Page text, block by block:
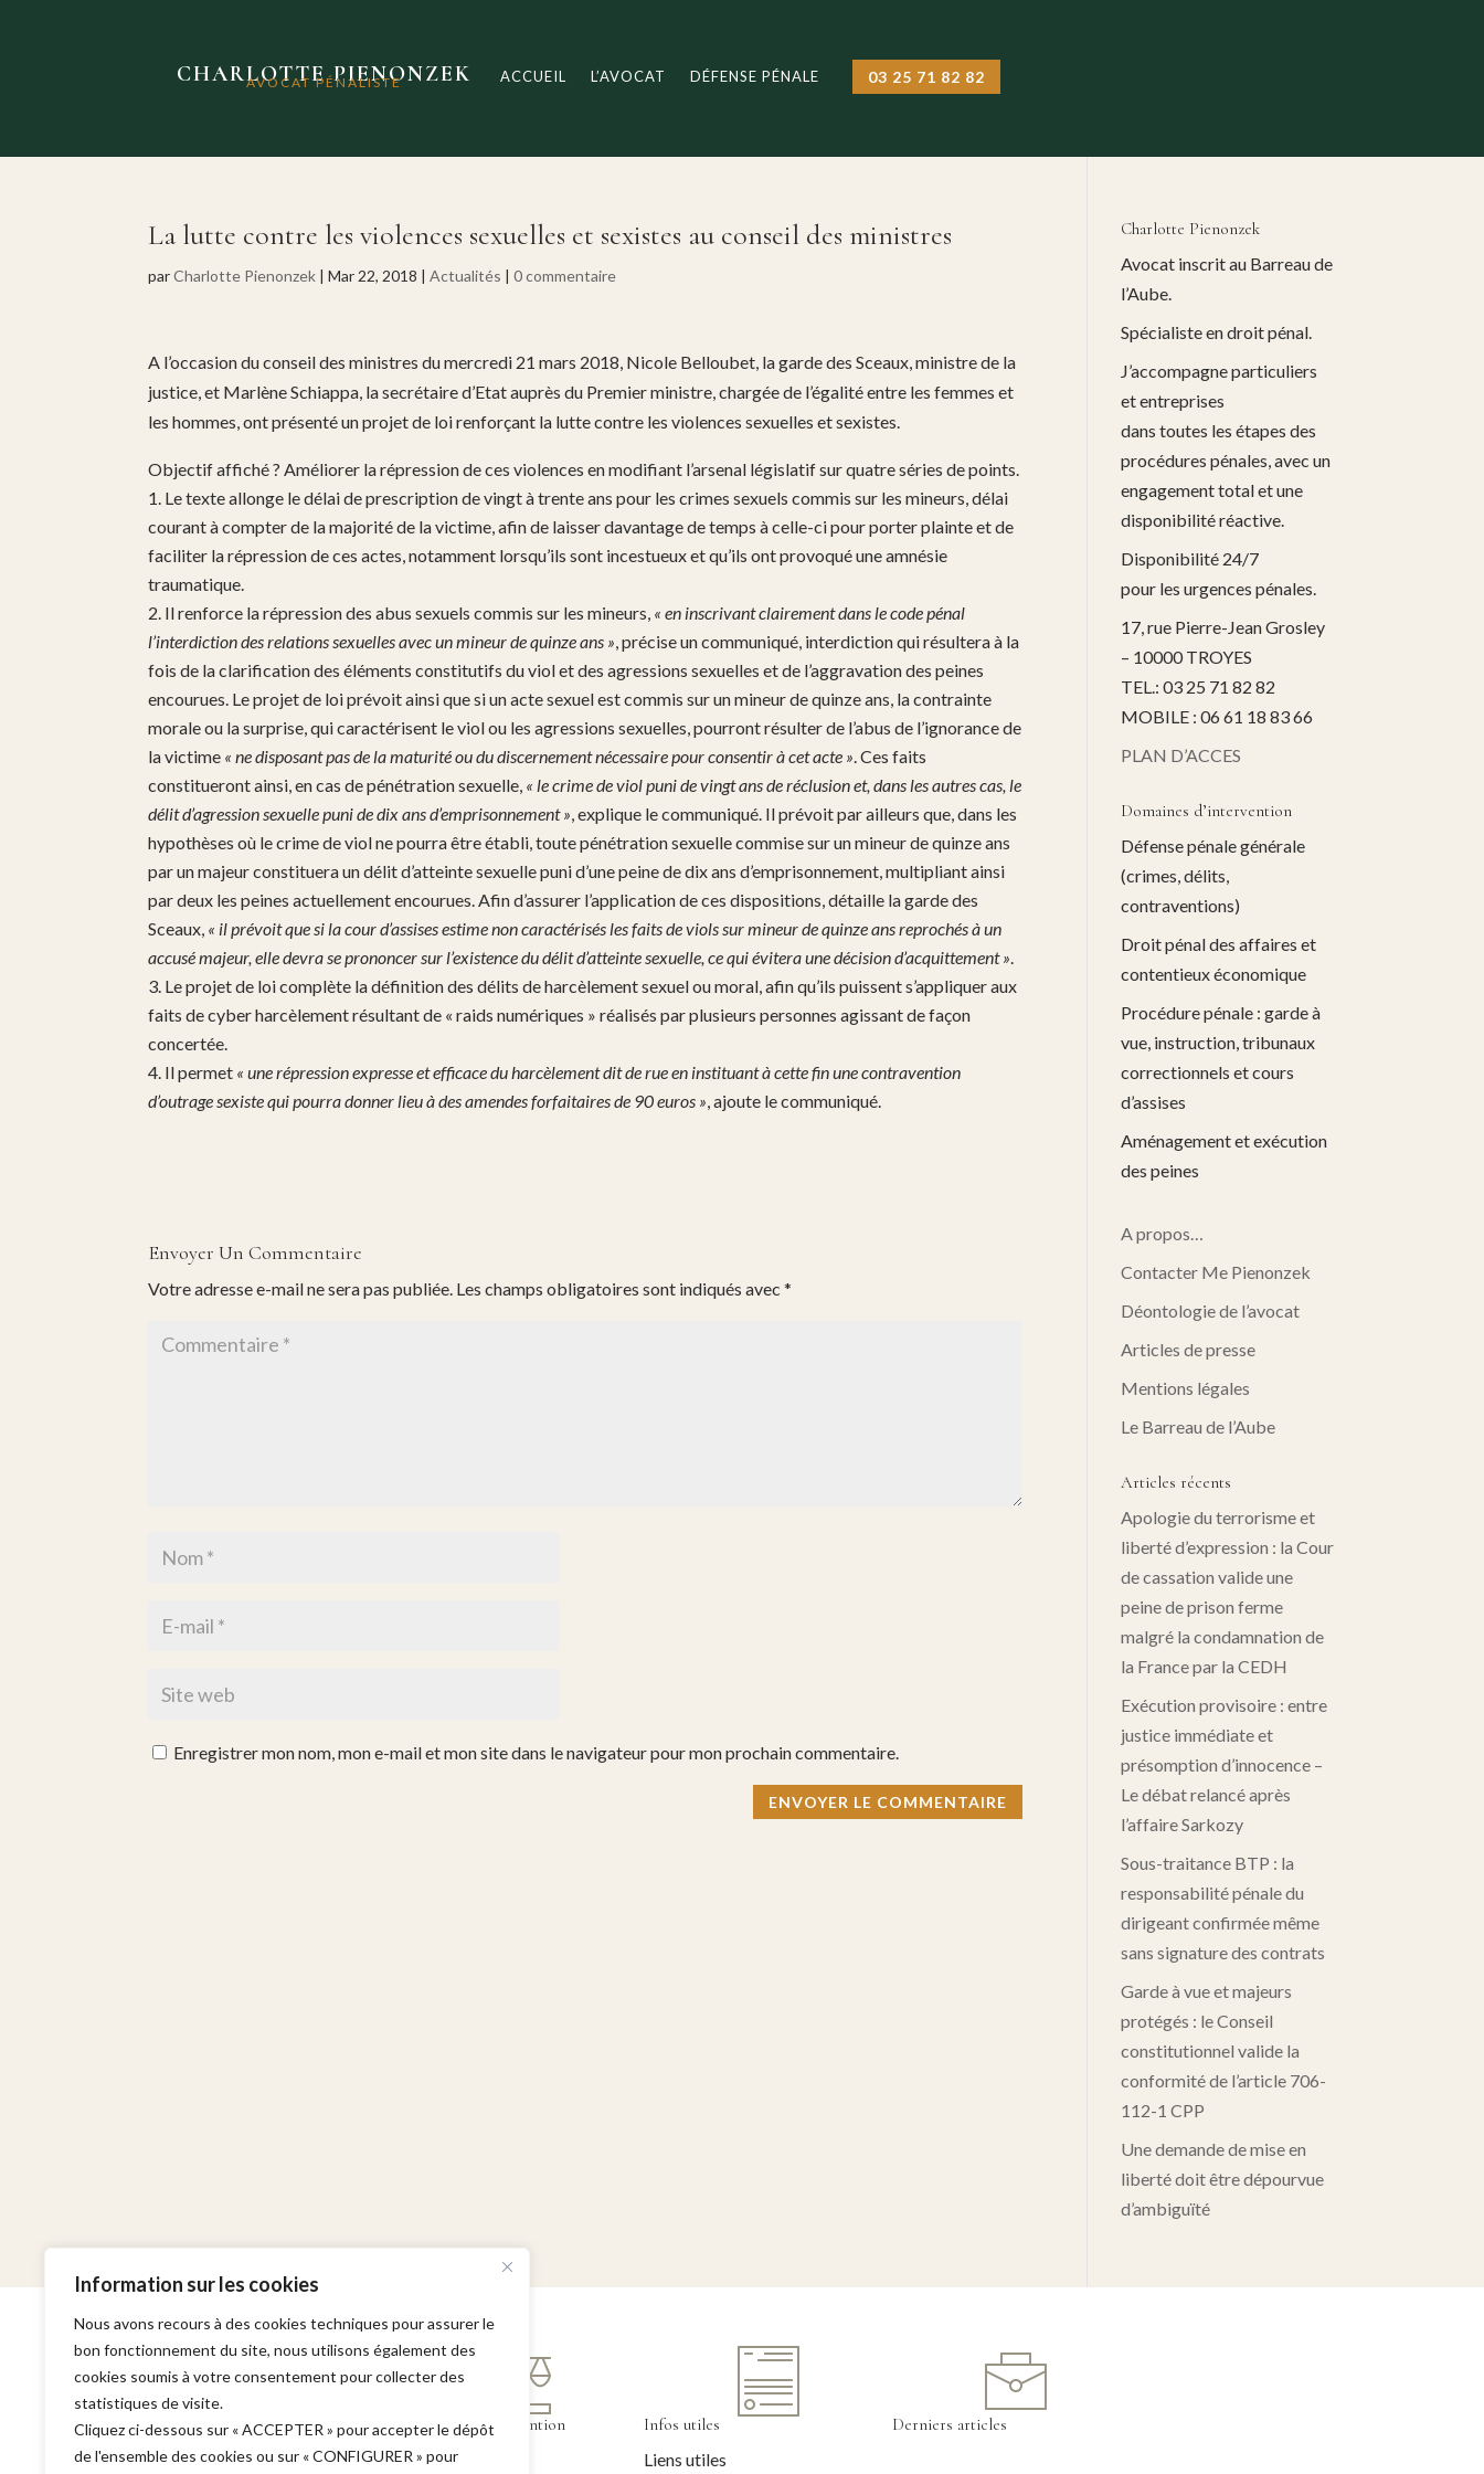
Information sur les cookies
Nous avons recours à des cookies techniques pour assurer le
bon fonctionnement du site, nous utilisons également des
cookies soumis à votre consentement pour collecter des
statistiques de visite.
Cliquez ci-dessous sur « ACCEPTER » pour accepter le dépôt
de l'ensemble des cookies ou sur « CONFIGURER » pour
CHARLOTTE PIENONZEK
AVOCAT PÉNALISTE ACCUEIL L’AVOCAT DÉFENSE PÉNALE 03 25 71 82 82
La lutte contre les violences sexuelles et sexistes au conseil des ministres
parCharlotte Pienonzek |Mar 22, 2018 |Actualités |0 commentaire
A l’occasion du conseil des ministres du mercredi 21 mars 2018, Nicole Belloubet, la garde des Sceaux, ministre de la
justice, et Marlène Schiappa, la secrétaire d’Etat auprès du Premier ministre, chargée de l’égalité entre les femmes et
les hommes, ont présenté un projet de loi renforçant la lutte contre les violences sexuelles et sexistes.
Objectif affiché ? Améliorer la répression de ces violences en modifiant l’arsenal législatif sur quatre séries de points.
Le texte allonge le délai de prescription de vingt à trente ans pour les crimes sexuels commis sur les mineurs, délai
courant à compter de la majorité de la victime, afin de laisser davantage de temps à celle-ci pour porter plainte et de
faciliter la répression de ces actes, notamment lorsqu’ils sont incestueux et qu’ils ont provoqué une amnésie
traumatique.
Il renforce la répression des abus sexuels commis sur les mineurs, « en inscrivant clairement dans le code pénal
l’interdiction des relations sexuelles avec un mineur de quinze ans » , précise un communiqué, interdiction qui résultera à la
fois de la clarification des éléments constitutifs du viol et des agressions sexuelles et de l’aggravation des peines
encourues. Le projet de loi prévoit ainsi que si un acte sexuel est commis sur un mineur de quinze ans, la contrainte
morale ou la surprise, qui caractérisent le viol ou les agressions sexuelles, pourront résulter de l’abus de l’ignorance de
la victime « ne disposant pas de la maturité ou du discernement nécessaire pour consentir à cet acte » . Ces faits
constitueront ainsi, en cas de pénétration sexuelle, « le crime de viol puni de vingt ans de réclusion et, dans les autres cas, le
délit d’agression sexuelle puni de dix ans d’emprisonnement » , explique le communiqué. Il prévoit par ailleurs que, dans les
hypothèses où le crime de viol ne pourra être établi, toute pénétration sexuelle commise sur un mineur de quinze ans
par un majeur constituera un délit d’atteinte sexuelle puni d’une peine de dix ans d’emprisonnement, multipliant ainsi
par deux les peines actuellement encourues. Afin d’assurer l’application de ces dispositions, détaille la garde des
Sceaux, « il prévoit que si la cour d’assises estime non caractérisés les faits de viols sur mineur de quinze ans reprochés à un
accusé majeur, elle devra se prononcer sur l’existence du délit d’atteinte sexuelle, ce qui évitera une décision d’acquittement »
Le projet de loi complète la définition des délits de harcèlement sexuel ou moral, afin qu’ils puissent s’appliquer aux
faits de cyber harcèlement résultant de « raids numériques » réalisés par plusieurs personnes agissant de façon
concertée.
Il permet « une répression expresse et efficace du harcèlement dit de rue en instituant à cette fin une contravention
d’outrage sexiste qui pourra donner lieu à des amendes forfaitaires de 90 euros » , ajoute le communiqué.
Envoyer Un Commentaire
Votre adresse e-mail ne sera pas publiée. Les champs obligatoires sont indiqués avec*
Enregistrer mon nom, mon e-mail et mon site dans le navigateur pour mon prochain commentaire.
Charlotte Pienonzek
Avocat inscrit au Barreau de
l’Aube.
Spécialiste en droit pénal.
J’accompagne particuliers
et entreprises
dans toutes les étapes des
procédures pénales, avec un
engagement total et une
disponibilité réactive.
Disponibilité 24/7
pour les urgences pénales.
17, rue Pierre-Jean Grosley
– 10000 TROYES
TEL.: 03 25 71 82 82
MOBILE : 06 61 18 83 66
PLAN D’ACCES
Domaines d’intervention
Défense pénale générale
(crimes, délits,
contraventions)
Droit pénal des affaires et
contentieux économique
Procédure pénale : garde à
vue, instruction, tribunaux
correctionnels et cours
d’assises
Aménagement et exécution
des peines
A propos…
Contacter Me Pienonzek
Déontologie de l’avocat
Articles de presse
Mentions légales
Le Barreau de l’Aube
Articles récents
Apologie du terrorisme et
liberté d’expression : la Cour
de cassation valide une
peine de prison ferme
malgré la condamnation de
la France par la CEDH
Exécution provisoire : entre
justice immédiate et
présomption d’innocence –
Le débat relancé après
l’affaire Sarkozy
Sous-traitance BTP : la
responsabilité pénale du
dirigeant confirmée même
sans signature des contrats
Garde à vue et majeurs
protégés : le Conseil
constitutionnel valide la
conformité de l’article 706-
112-1 CPP
Une demande de mise en
liberté doit être dépourvue
d’ambiguïté
Cabinet
Adresse :
Domaines d'intervention
Garde à vue
Infos utiles
Liens utiles
Derniers articles